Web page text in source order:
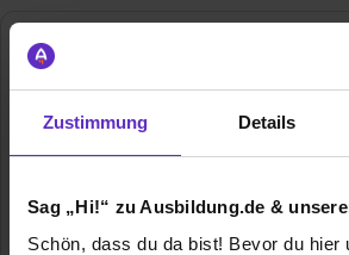
Zustimmung Details
Sag „Hi!“ zu Ausbildung.de &
Schön, dass du da bist! Bevor du hier